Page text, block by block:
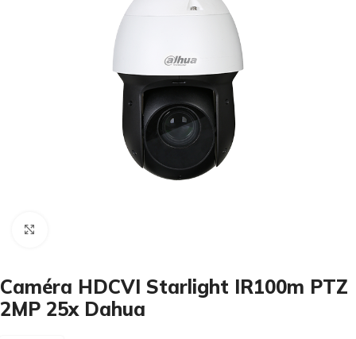
Caméra HDCVI Starlight IR100m PTZ
2MP 25x Dahua